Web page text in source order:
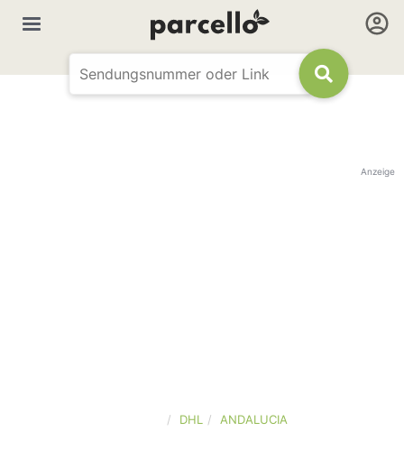
Anzeige
DHL ANDALUCIA